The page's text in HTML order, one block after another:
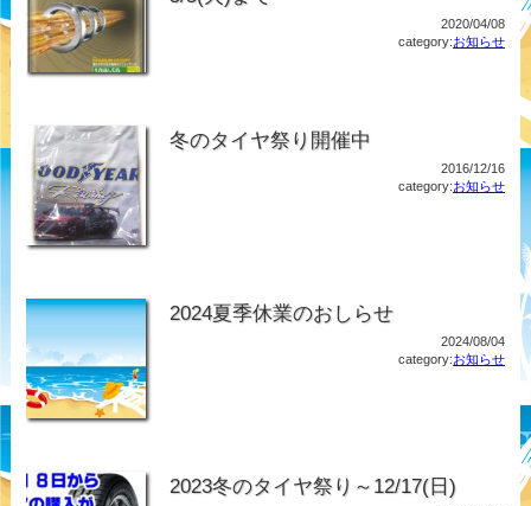
2020/04/08
category:お知らせ
冬のタイヤ祭り開催中
2016/12/16
category:お知らせ
2024夏季休業のおしらせ
2024/08/04
category:お知らせ
2023冬のタイヤ祭り～12/17(日)